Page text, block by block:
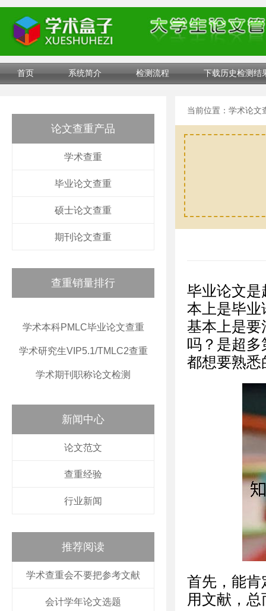
首页 系统简介 检测流程 下载历史检测结
论文查重产品
学术查重
毕业论文查重
硕士论文查重
期刊论文查重
查重销量排行
学术本科PMLC毕业论文查重
学术研究生VIP5.1/TMLC2查重
学术期刊职称论文检测
新闻中心
论文范文
查重经验
行业新闻
推荐阅读
学术查重会不要把参考文献
会计学年论文选题
当前位置： 学术论文
毕业论文是
本上是毕业
基本上是
吗？是超
都想要熟悉
首先，能肯
用文献，